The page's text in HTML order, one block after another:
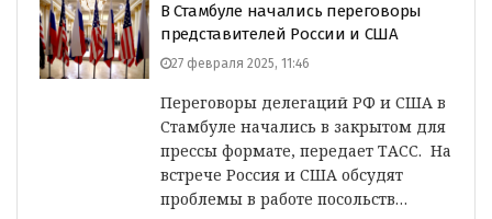
В Стамбуле начались переговоры
представителей России и США
27 февраля 2025, 11:46
Переговоры делегаций РФ и США в
Стамбуле начались в закрытом для
прессы формате, передает ТАСС. На
встрече Россия и США обсудят
проблемы в работе посольств…